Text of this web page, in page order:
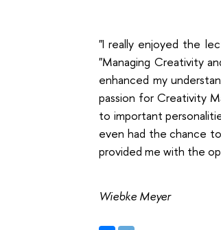
"I really enjoyed the
"Managing Creativity
enhanced my
passion for Creativity
to important
even had the chance
provided me with the
Wiebke Meyer